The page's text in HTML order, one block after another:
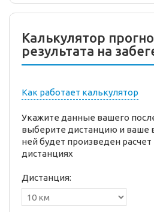
Калькулятор
результата на
Как работает калькулятор
Укажите данные вашего
выберите дистанцию и ваше
ней будет произведен расчет
дистанциях
Дистанция: